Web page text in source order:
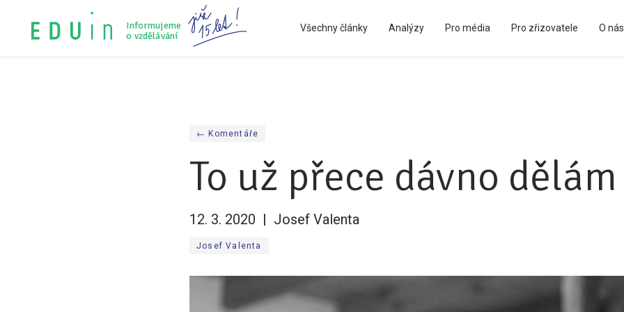
Informujeme
o vzdělávání
Všechny články Analýzy Pro média Pro zřizovatele O nás
← Komentáře
To už přece dávno
12. 3. 2020 Josef Valenta
Josef Valenta